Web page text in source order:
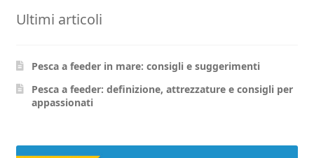
nella
pagina
del
Ultimi articoli
Pesca a feeder in mare: consigli e suggerimenti
Pesca a feeder: definizione, attrezzature e consigli per
appassionati